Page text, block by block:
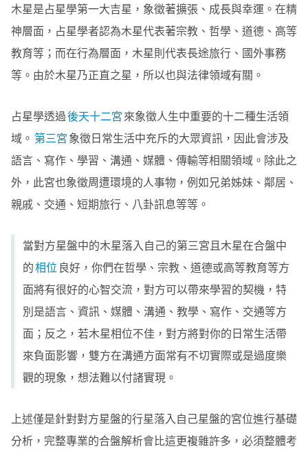
木星是占星學第一大吉星，象徵著擴張、成長與幸運。在精
神層面，占星學者認為木星代表著宗教、哲學、道德、高等
教育等；而在行為層面，木星則代表長途旅行、國外事務
等。由於木星乃正直之星，所以也與法律領域有關。
占星學透過後天十二宮來象徵人生中重要的十二種生活領
域。 第三宮象徵日常生活中充斥的大眾資訊，因此會涉及
語言、寫作、學習、溝通、媒體、傳輸等相關領域。除此之
外，此宮也象徵周遭環境的人事物，例如兄弟姊妹、鄰居、
親戚、交通、短期旅行、八卦訊息等等。
當對方星盤中的木星落入自己的第三宮且木星在合盤中
的相位 良好，你們在哲學、宗教、道德或高等教育等方
面將有很好的心智交流，對方可以帶來學習的契機，特
別是語言、資訊、媒體、溝通、教學、寫作、交通等方
面；反之，若木星相位不佳，對方將對你的日常生活帶
來負面影響，雙方在溝通方面常有不切實際或是過度樂
觀的現象，想法難以付諸實現。
上述僅是針對對方星盤的行星落入自己星盤的宮位進行基礎
分析，完整專業的合盤解析會比這更複雜許多，必須整體考